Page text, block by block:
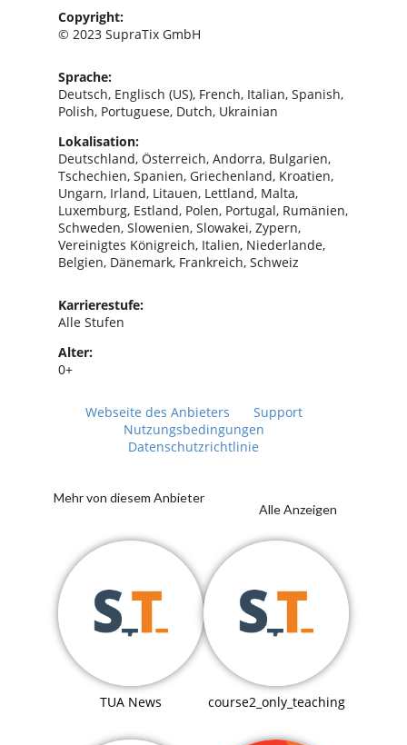
Copyright:
© 2023 SupraTix GmbH
Sprache:
Deutsch, Englisch (US), French, Italian, Spanish,
Polish, Portuguese, Dutch, Ukrainian
Lokalisation:
Deutschland, Österreich, Andorra, Bulgarien,
Tschechien, Spanien, Griechenland, Kroatien,
Ungarn, Irland, Litauen, Lettland, Malta,
Luxemburg, Estland, Polen, Portugal, Rumänien,
Schweden, Slowenien, Slowakei, Zypern,
Vereinigtes Königreich, Italien, Niederlande,
Belgien, Dänemark, Frankreich, Schweiz
Karrierestufe:
Alle Stufen
Alter:
0+
Webseite des Anbieters
Support
Nutzungsbedingungen
Datenschutzrichtlinie
Mehr von diesem Anbieter
Alle Anzeigen
TUA News course2_only_teaching